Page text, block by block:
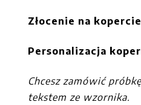
Złocenie na
Personalizacja
Chcesz zamówić
tekstem ze wzornika.